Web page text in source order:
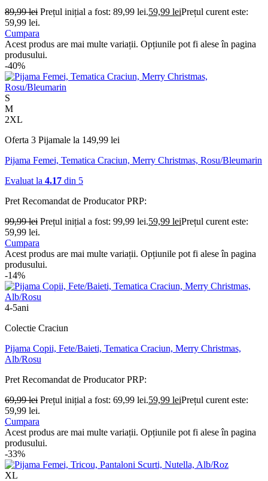
89,99lei Prețul inițial a fost: 89,99 lei.59,99 leiPrețul curent este:
59,99 lei.
Cumpara
Acest produs are mai multe variații. Opțiunile pot fi alese în pagina
produsului.
-40%
S
M
2XL
Oferta 3 Pijamale la 149,99 lei
Pijama Femei, Tematica Craciun, Merry Christmas, Rosu/Bleumarin
Evaluat la 4.17 din 5
Pret Recomandat de ProducatorPRP:
99,99lei Prețul inițial a fost: 99,99 lei.59,99 leiPrețul curent este:
59,99 lei.
Cumpara
Acest produs are mai multe variații. Opțiunile pot fi alese în pagina
produsului.
-14%
4-5ani
Colectie Craciun
Pijama Copii, Fete/Baieti, Tematica Craciun, Merry Christmas,
Alb/Rosu
Pret Recomandat de ProducatorPRP:
69,99lei Prețul inițial a fost: 69,99 lei.59,99 leiPrețul curent este:
59,99 lei.
Cumpara
Acest produs are mai multe variații. Opțiunile pot fi alese în pagina
produsului.
-33%
XL